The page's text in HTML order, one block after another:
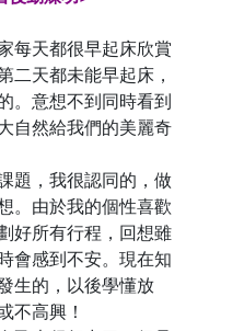
每天都很早起床欣賞
二天都未能早起床，
。意想不到同時看到
自然給我們的美麗奇
題，我很認同的，做
。由於我的個性喜歡
好所有行程，回想雖
會感到不安。現在知
生的，以後學懂放
不高興！